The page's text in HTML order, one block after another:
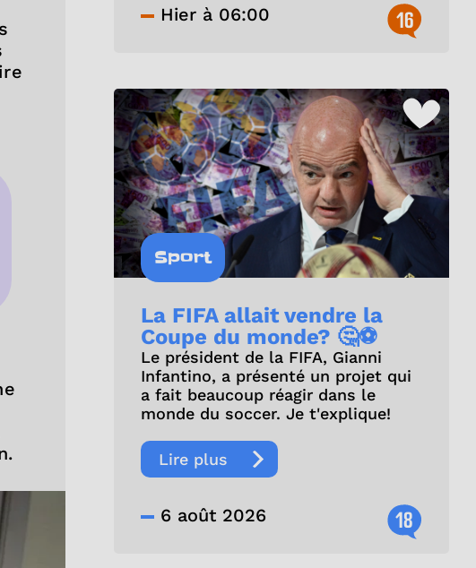
Hier à 06:00 16
Sport
La FIFA allait vendre la
Coupe du monde? 🤔⚽
Le président de la FIFA, Gianni
Infantino, a présenté un projet qui
a fait beaucoup réagir dans le
monde du soccer. Je t'explique!
Lire plus
6 août 2026 18